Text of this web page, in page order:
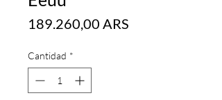
189.260,00 ARS
Cantidad *